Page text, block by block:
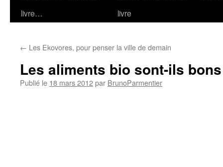
livre…
livre
← Les Ekovores, pour penser la ville de demain
Les aliments bio sont-ils
Publié le 18 mars 2012par BrunoParmentier